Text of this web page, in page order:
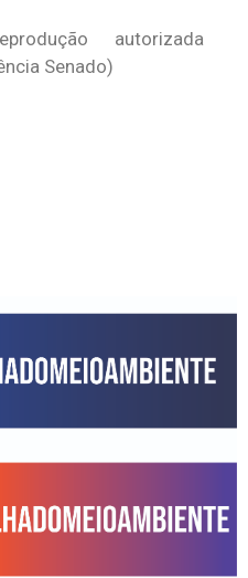
autorizada
Senado)